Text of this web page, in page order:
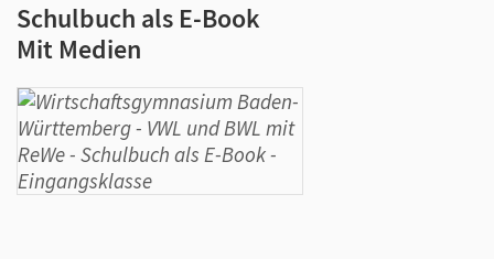
Schulbuch als E-Book
Mit Medien